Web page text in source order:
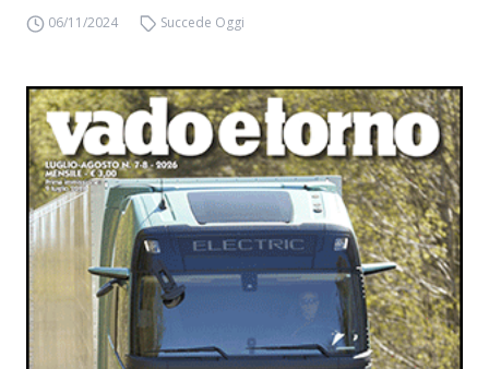
06/11/2024 Succede Oggi